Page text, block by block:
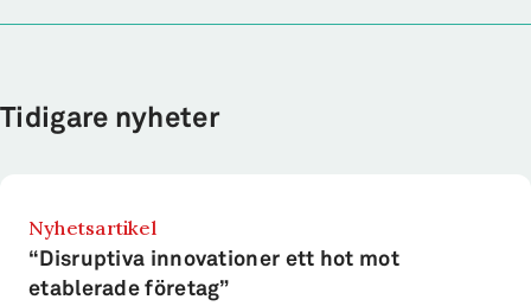
Tidigare nyheter
Nyhetsartikel
“Disruptiva innovationer ett hot mot
etablerade företag”